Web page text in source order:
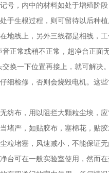
号，内中的材料如处于增殖阶
于生根过程，则可留待以后种植
地线上，另外三线都是相线，
正常或稍不正常，超净台正面
换一下位置再接上，就可解决
细检修，否则会烧毁电机。这
纺布，用以阻拦大颗粒尘埃，
堵严，如贴胶布，塞棉花，贴
粒堵塞，风速减小，不能保证无
台可在一般实验室使用，然而